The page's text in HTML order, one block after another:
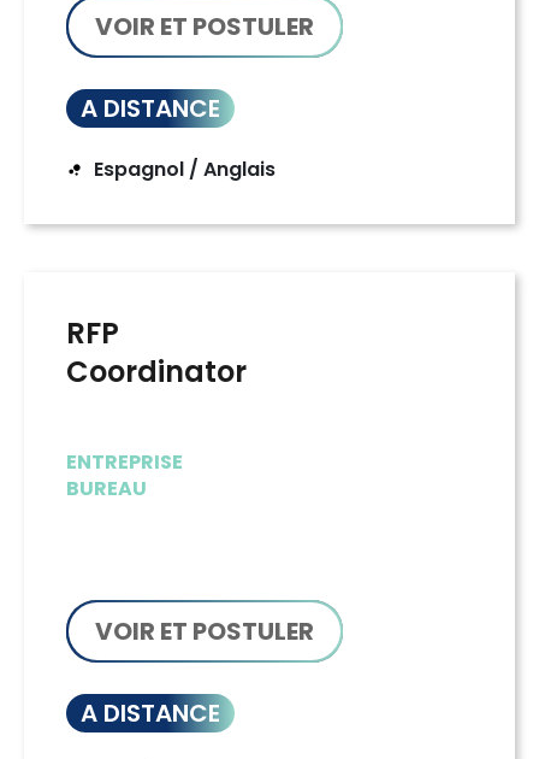
VOIR ET POSTULER
A DISTANCE
Espagnol / Anglais
RFP
Coordinator
ENTREPRISE
BUREAU
VOIR ET POSTULER
A DISTANCE